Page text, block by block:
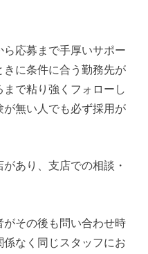
応募まで手厚いサポー
きに条件に合う勤務先が
で粘り強くフォローし
無い人でも必ず採用が
あり、支店での相談・
その後も問い合わせ時
なく同じスタッフにお